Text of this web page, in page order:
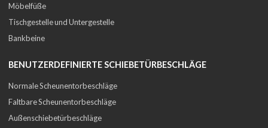
Möbelfüße
Tischgestelle und Untergestelle
Bankbeine
BENUTZERDEFINIERTE SCHIEBETÜRBESCHLÄGE
Normale Scheunentorbeschläge
Faltbare Scheunentorbeschläge
Außenschiebetürbeschläge